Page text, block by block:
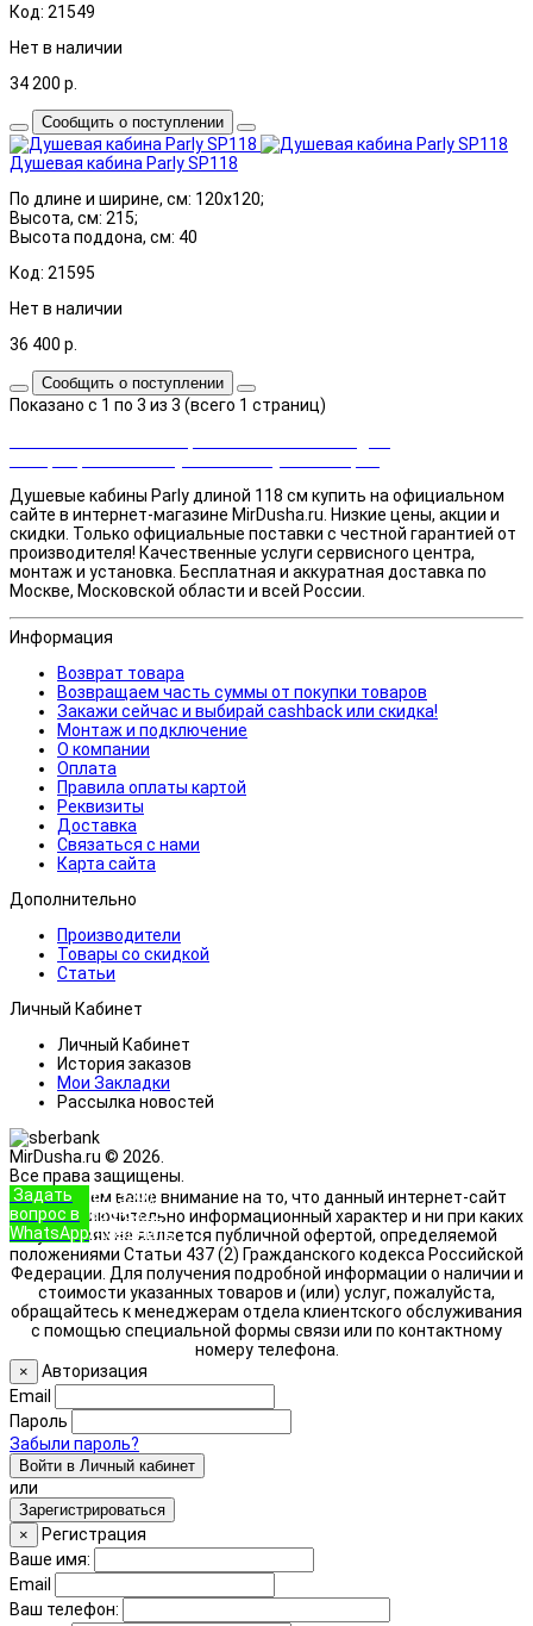
Код: 21549
Нет в наличии
34 200 р.
Сообщить о поступлении
Душевая кабина Parly SP118
По длине и ширине, см: 120x120;
Высота, см: 215;
Высота поддона, см: 40
Код: 21595
Нет в наличии
36 400 р.
Сообщить о поступлении
Показано с 1 по 3 из 3 (всего 1 страниц)
Душевые кабины Parly длиной 118 см купить на официальном
сайте в интернет-магазине MirDusha.ru. Низкие цены, акции и
скидки. Только официальные поставки c честной гарантией от
производителя! Качественные услуги сервисного центра,
монтаж и установка. Бесплатная и аккуратная доставка по
Москве, Московской области и всей России.
Информация
Возврат товара
Возвращаем часть суммы от покупки товаров
Закажи сейчас и выбирай cashback или скидка!
Монтаж и подключение
О компании
Оплата
Правила оплаты картой
Реквизиты
Доставка
Связаться с нами
Карта сайта
Дополнительно
Производители
Товары со скидкой
Статьи
Личный Кабинет
Личный Кабинет
История заказов
Мои Закладки
Рассылка новостей
MirDusha.ru © 2026.
Все права защищены.
Обращаем ваше внимание на то, что данный интернет-сайт
носит исключительно информационный характер и ни при каких
условиях не является публичной офертой, определяемой
положениями Статьи 437 (2) Гражданского кодекса Российской
Федерации. Для получения подробной информации о наличии и
стоимости указанных товаров и (или) услуг, пожалуйста,
обращайтесь к менеджерам отдела клиентского обслуживания
с помощью специальной формы связи или по контактному
номеру телефона.
Задать
вопрос в
WhatsApp
+7 (933)
888-8322
Позвонить
×
Авторизация
Email
Пароль
Забыли пароль?
Войти в Личный кабинет
или
Зарегистрироваться
×
Регистрация
Ваше имя:
Email
Ваш телефон: